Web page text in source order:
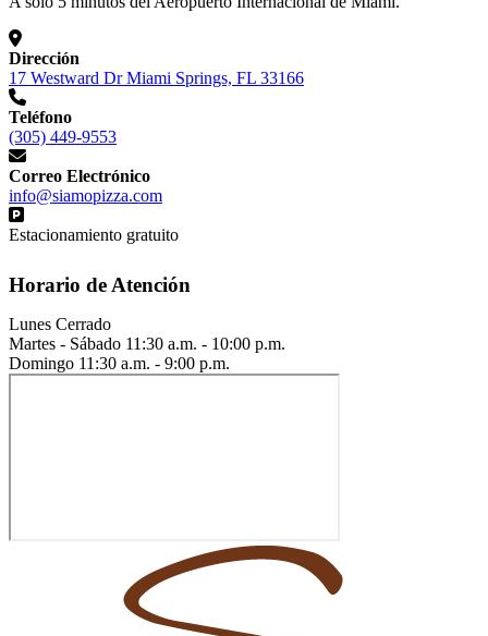
Dirección
17 Westward Dr Miami Springs, FL 33166
Teléfono
(305) 449-9553
Correo Electrónico
info@siamopizza.com
Estacionamiento gratuito
Horario de Atención
Lunes Cerrado
Martes - Sábado 11:30 a.m. - 10:00 p.m.
Domingo 11:30 a.m. - 9:00 p.m.